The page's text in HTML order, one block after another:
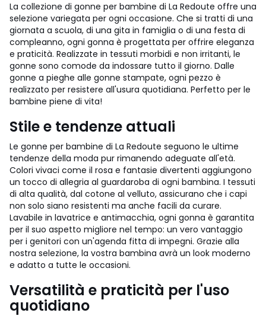
La collezione di gonne per bambine di La Redoute offre una
selezione variegata per ogni occasione. Che si tratti di una
giornata a scuola, di una gita in famiglia o di una festa di
compleanno, ogni gonna è progettata per offrire eleganza
e praticità. Realizzate in tessuti morbidi e non irritanti, le
gonne sono comode da indossare tutto il giorno. Dalle
gonne a pieghe alle gonne stampate, ogni pezzo è
realizzato per resistere all'usura quotidiana. Perfetto per le
bambine piene di vita!
Stile e tendenze attuali
Le gonne per bambine di La Redoute seguono le ultime
tendenze della moda pur rimanendo adeguate all'età.
Colori vivaci come il rosa e fantasie divertenti aggiungono
un tocco di allegria al guardaroba di ogni bambina. I tessuti
di alta qualità, dal cotone al velluto, assicurano che i capi
non solo siano resistenti ma anche facili da curare.
Lavabile in lavatrice e antimacchia, ogni gonna è garantita
per il suo aspetto migliore nel tempo: un vero vantaggio
per i genitori con un'agenda fitta di impegni. Grazie alla
nostra selezione, la vostra bambina avrà un look moderno
e adatto a tutte le occasioni.
Versatilità e praticità per l'uso
quotidiano